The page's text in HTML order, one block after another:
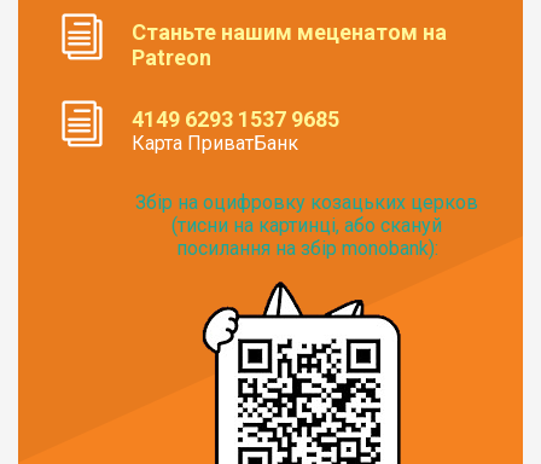
Станьте нашим меценатом на
Patreon
4149 6293 1537 9685
Карта ПриватБанк
Збір на оцифровку козацьких церков
(тисни на картинці, або скануй
посилання на збір monobank):